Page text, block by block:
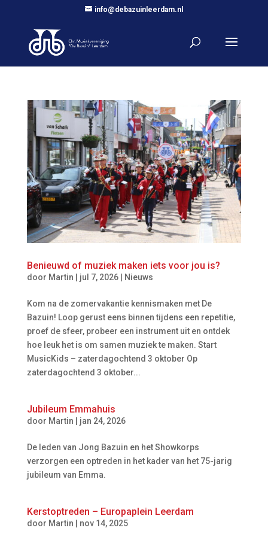
info@debazuinleerdam.nl
Benieuwd of muziek maken iets voor jou is?
door Martin jul 7, 2026| Nieuws
Kom na de zomervakantie kennismaken met De
Bazuin! Loop gerust eens binnen tijdens een repetitie,
proef de sfeer, probeer een instrument uit en ontdek
hoe leuk het is om samen muziek te maken. Start
MusicKids – zaterdagochtend 3 oktober Op
zaterdagochtend 3 oktober...
Jubileum Emmahuis
door Martin jan 24, 2026
De leden van Jong Bazuin en het Showkorps
verzorgen een optreden in het kader van het 75-jarig
jubileum van Emma.
Kerstoptreden – Europaplein Leerdam
door Martin nov 14, 2025